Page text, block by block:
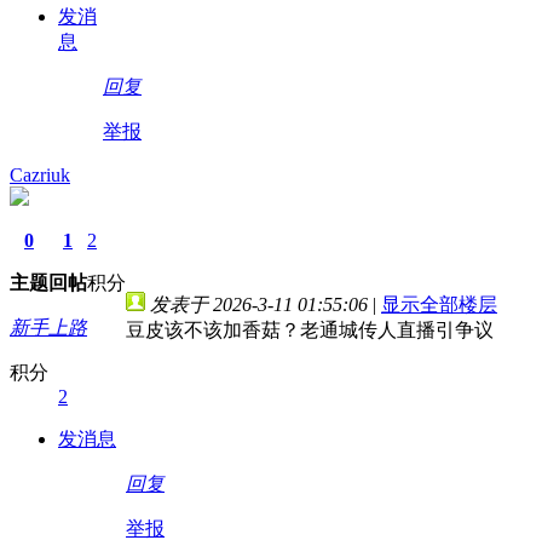
发消
息
回复
举报
Cazriuk
0
主题
1
回帖
2
积分
新手上路
积分
2
发消息
发表于 2026-3-11 01:55:06 | 显示全部楼层
豆皮该不该加香菇？老通城传人直播引争议
回复
举报